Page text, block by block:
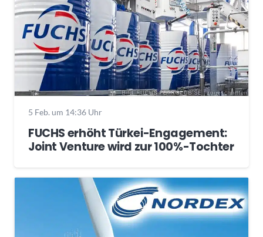
5 Feb. um 14:36 Uhr
FUCHS erhöht Türkei-Engagement:
Joint Venture wird zur 100%-Tochter